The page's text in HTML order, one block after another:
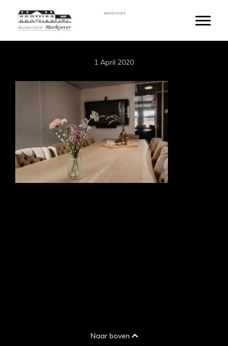
to
main
MARKOEVER
1 April 2020
Naar boven